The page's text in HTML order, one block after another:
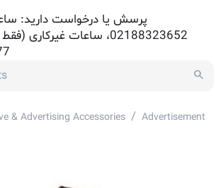
پرسش یا درخواست دارید:
02188323652، ساعات
& Advertising Accessories / Advertisement